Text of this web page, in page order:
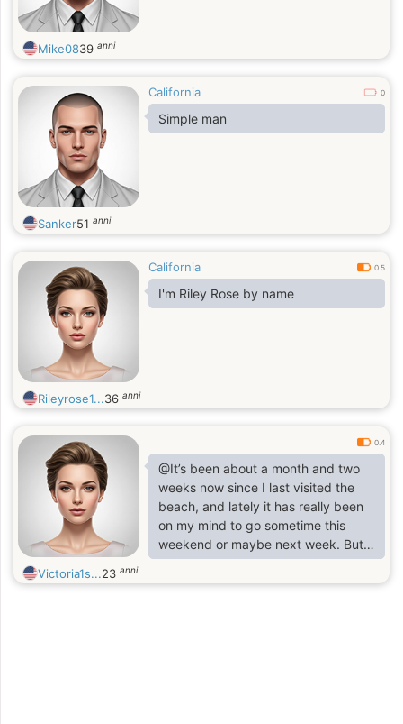
Mike0839 anni
California 0
Simple man
Sanker51 anni
California 0.5
I'm Riley Rose by name
Rileyrose1...36 anni
0.4
@It’s been about a month and two
weeks now since I last visited the
beach, and lately it has really been
on my mind to go sometime this
weekend or maybe next week. But
first, I’ll have to see if I’ll have
enough to go. What about you? How
Victoria1s...23 anni